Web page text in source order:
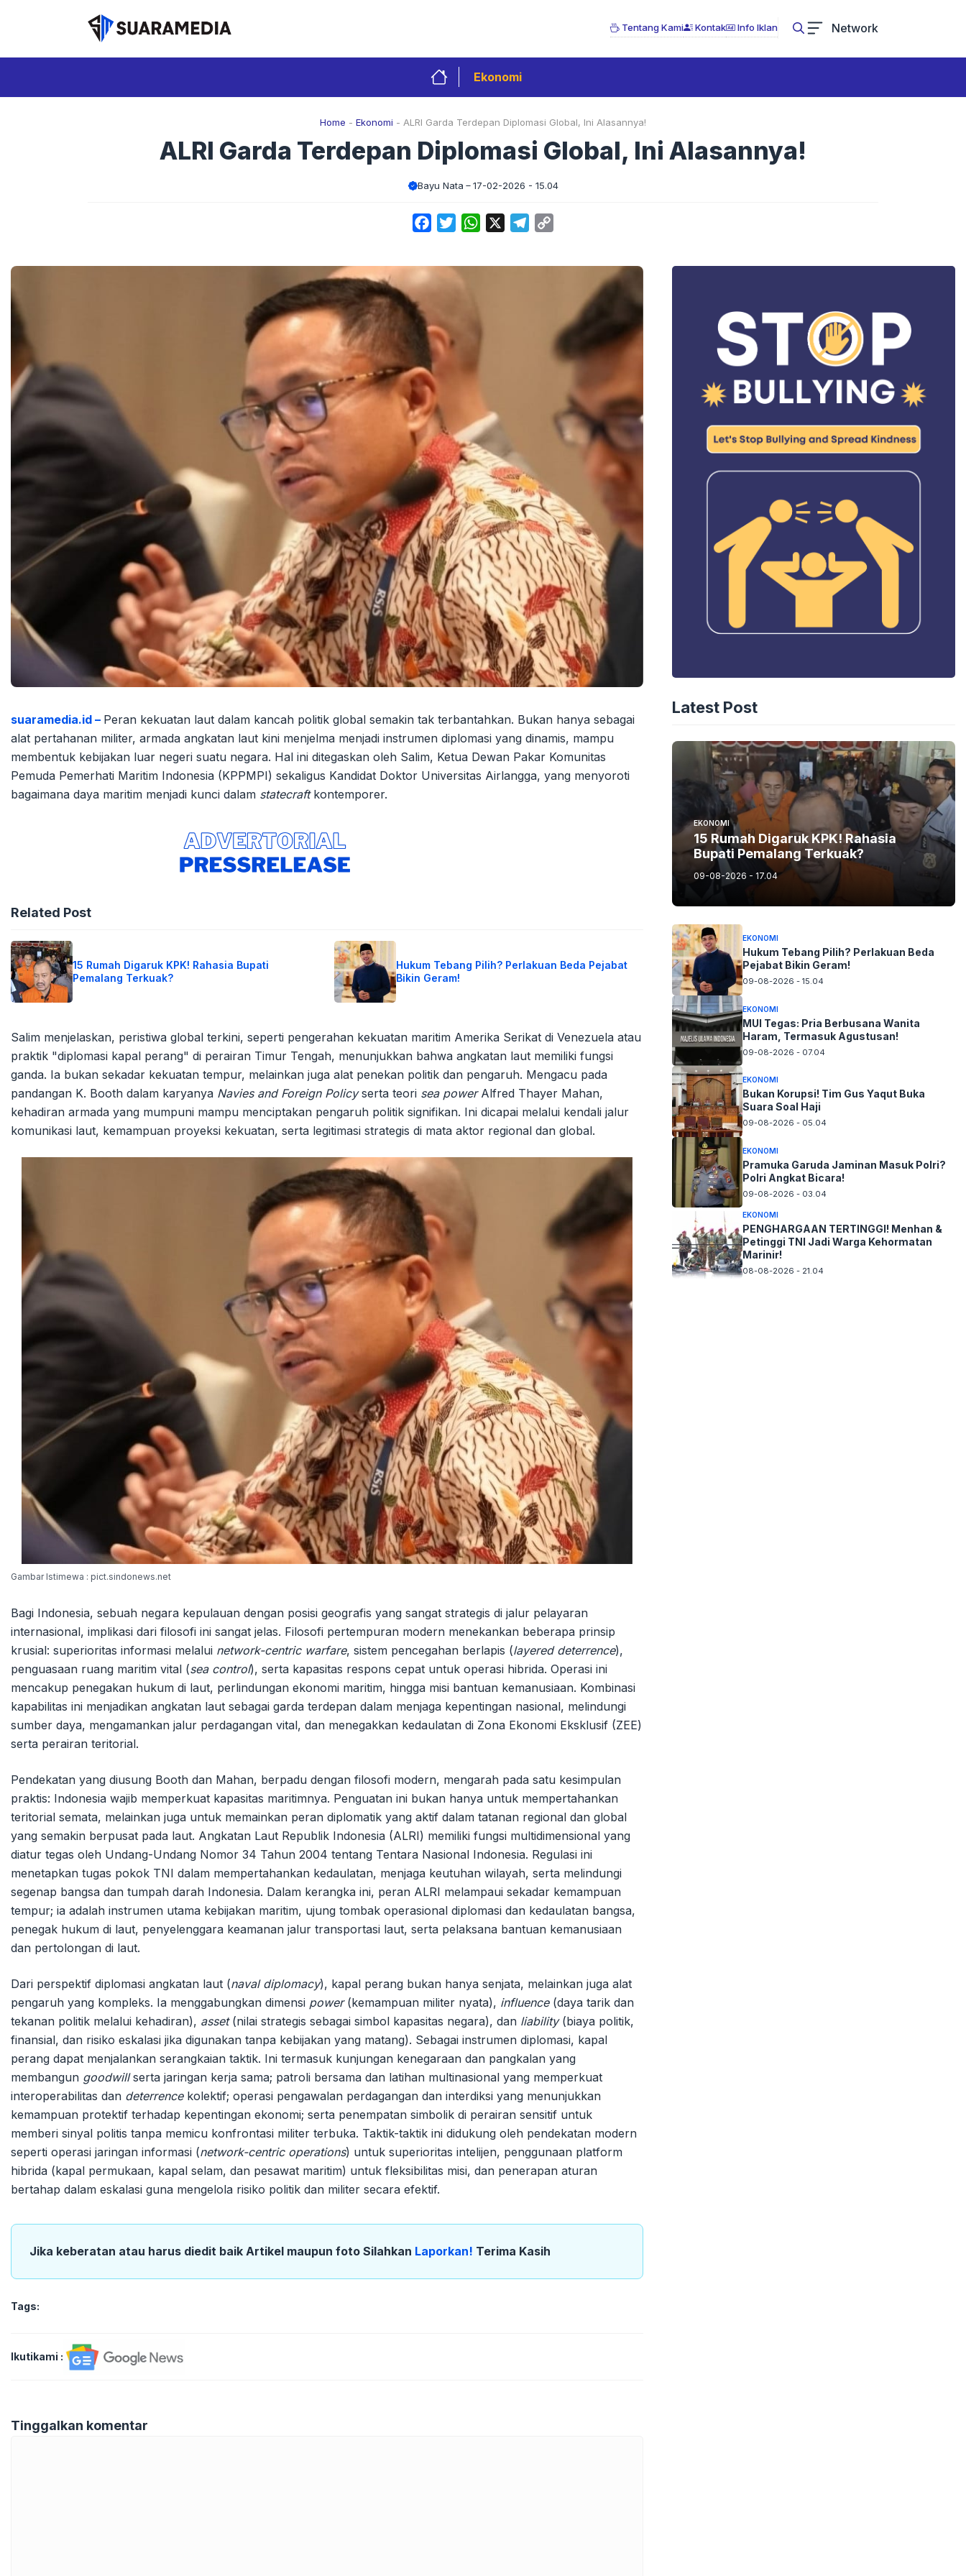
Tentang Kami Kontak Info Iklan Network
Ekonomi
Home - Ekonomi - ALRI Garda Terdepan Diplomasi Global, Ini Alasannya!
ALRI Garda Terdepan Diplomasi Global, Ini Alasannya!
Bayu Nata 17-02-2026 - 15.04
FacebookTwitterWhatsApp Telegram
suaramedia.id – Peran kekuatan laut dalam kancah politik global semakin tak terbantahkan. Bukan hanya sebagai
alat pertahanan militer, armada angkatan laut kini menjelma menjadi instrumen diplomasi yang dinamis, mampu
membentuk kebijakan luar negeri suatu negara. Hal ini ditegaskan oleh Salim, Ketua Dewan Pakar Komunitas
Pemuda Pemerhati Maritim Indonesia (KPPMPI) sekaligus Kandidat Doktor Universitas Airlangga, yang menyoroti
bagaimana daya maritim menjadi kunci dalam statecraftkontemporer.
Related Post
15 Rumah Digaruk KPK! Rahasia Bupati
Pemalang Terkuak?
Hukum Tebang Pilih? Perlakuan Beda Pejabat
Bikin Geram!
Salim menjelaskan, peristiwa global terkini, seperti pengerahan kekuatan maritim Amerika Serikat di Venezuela atau
praktik "diplomasi kapal perang" di perairan Timur Tengah, menunjukkan bahwa angkatan laut memiliki fungsi
ganda. Ia bukan sekadar kekuatan tempur, melainkan juga alat penekan politik dan pengaruh. Mengacu pada
pandangan K. Booth dalam karyanya Navies and Foreign Policyserta teori sea powerAlfred Thayer Mahan,
kehadiran armada yang mumpuni mampu menciptakan pengaruh politik signifikan. Ini dicapai melalui kendali jalur
komunikasi laut, kemampuan proyeksi kekuatan, serta legitimasi strategis di mata aktor regional dan global.
Gambar Istimewa : pict.sindonews.net
Bagi Indonesia, sebuah negara kepulauan dengan posisi geografis yang sangat strategis di jalur pelayaran
internasional, implikasi dari filosofi ini sangat jelas. Filosofi pertempuran modern menekankan beberapa prinsip
krusial: superioritas informasi melalui network-centric warfare, sistem pencegahan berlapis (layered deterrence),
penguasaan ruang maritim vital (sea control), serta kapasitas respons cepat untuk operasi hibrida. Operasi ini
mencakup penegakan hukum di laut, perlindungan ekonomi maritim, hingga misi bantuan kemanusiaan. Kombinasi
kapabilitas ini menjadikan angkatan laut sebagai garda terdepan dalam menjaga kepentingan nasional, melindungi
sumber daya, mengamankan jalur perdagangan vital, dan menegakkan kedaulatan di Zona Ekonomi Eksklusif (ZEE)
serta perairan teritorial.
Pendekatan yang diusung Booth dan Mahan, berpadu dengan filosofi modern, mengarah pada satu kesimpulan
praktis: Indonesia wajib memperkuat kapasitas maritimnya. Penguatan ini bukan hanya untuk mempertahankan
teritorial semata, melainkan juga untuk memainkan peran diplomatik yang aktif dalam tatanan regional dan global
yang semakin berpusat pada laut. Angkatan Laut Republik Indonesia (ALRI) memiliki fungsi multidimensional yang
diatur tegas oleh Undang-Undang Nomor 34 Tahun 2004 tentang Tentara Nasional Indonesia. Regulasi ini
menetapkan tugas pokok TNI dalam mempertahankan kedaulatan, menjaga keutuhan wilayah, serta melindungi
segenap bangsa dan tumpah darah Indonesia. Dalam kerangka ini, peran ALRI melampaui sekadar kemampuan
tempur; ia adalah instrumen utama kebijakan maritim, ujung tombak operasional diplomasi dan kedaulatan bangsa,
penegak hukum di laut, penyelenggara keamanan jalur transportasi laut, serta pelaksana bantuan kemanusiaan
dan pertolongan di laut.
Dari perspektif diplomasi angkatan laut (naval diplomacy), kapal perang bukan hanya senjata, melainkan juga alat
pengaruh yang kompleks. Ia menggabungkan dimensi power(kemampuan militer nyata), influence(daya tarik dan
tekanan politik melalui kehadiran), asset(nilai strategis sebagai simbol kapasitas negara), dan liability(biaya politik,
finansial, dan risiko eskalasi jika digunakan tanpa kebijakan yang matang). Sebagai instrumen diplomasi, kapal
perang dapat menjalankan serangkaian taktik. Ini termasuk kunjungan kenegaraan dan pangkalan yang
membangun goodwillserta jaringan kerja sama; patroli bersama dan latihan multinasional yang memperkuat
interoperabilitas dan deterrencekolektif; operasi pengawalan perdagangan dan interdiksi yang menunjukkan
kemampuan protektif terhadap kepentingan ekonomi; serta penempatan simbolik di perairan sensitif untuk
memberi sinyal politis tanpa memicu konfrontasi militer terbuka. Taktik-taktik ini didukung oleh pendekatan modern
seperti operasi jaringan informasi (network-centric operations) untuk superioritas intelijen, penggunaan platform
hibrida (kapal permukaan, kapal selam, dan pesawat maritim) untuk fleksibilitas misi, dan penerapan aturan
bertahap dalam eskalasi guna mengelola risiko politik dan militer secara efektif.
Jika keberatan atau harus diedit baik Artikel maupun foto Silahkan Laporkan! Terima Kasih
Tags:
Ikutikami :
Tinggalkan komentar
Latest Post
EKONOMI
15 Rumah Digaruk KPK! Rahasia
Bupati Pemalang Terkuak?
09-08-2026 - 17.04
EKONOMI
Hukum Tebang Pilih? Perlakuan Beda
Pejabat Bikin Geram!
09-08-2026 - 15.04
EKONOMI
MUI Tegas: Pria Berbusana Wanita
Haram, Termasuk Agustusan!
09-08-2026 - 07.04
EKONOMI
Bukan Korupsi! Tim Gus Yaqut Buka
Suara Soal Haji
09-08-2026 - 05.04
EKONOMI
Pramuka Garuda Jaminan Masuk Polri?
Polri Angkat Bicara!
09-08-2026 - 03.04
EKONOMI
PENGHARGAAN TERTINGGI! Menhan &
Petinggi TNI Jadi Warga Kehormatan
Marinir!
08-08-2026 - 21.04